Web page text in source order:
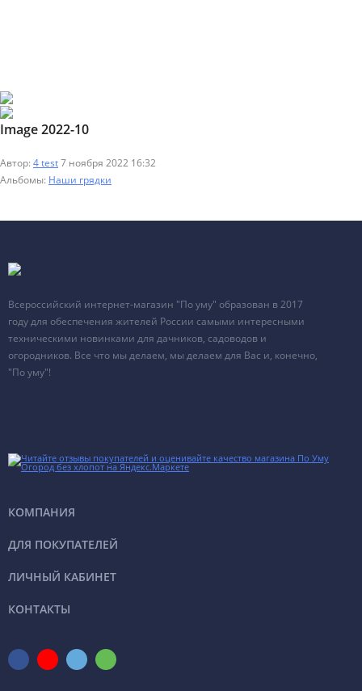
Image 2022-10
Автор: 4 test7 ноября 2022 16:32
Альбомы: Наши грядки
Всероссийский интернет-магазин "По уму" образован в 2017
году для обеспечения жителей России самыми интересными
техническими новинками для дачников, садоводов и
огородников. Все что мы делаем, мы делаем для Вас и, конечно,
"По уму"!
КОМПАНИЯ
ДЛЯ ПОКУПАТЕЛЕЙ
ЛИЧНЫЙ КАБИНЕТ
КОНТАКТЫ